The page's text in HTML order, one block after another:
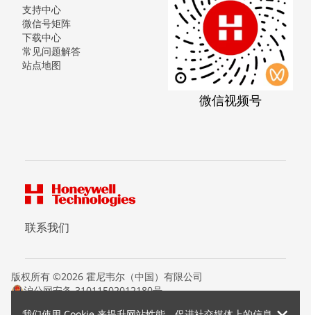
支持中心
微信号矩阵
下载中心
常见问题解答
站点地图
微信视频号
联系我们
版权所有 ©2026 霍尼韦尔（中国）有限公司
沪公网安备 31011502012180号